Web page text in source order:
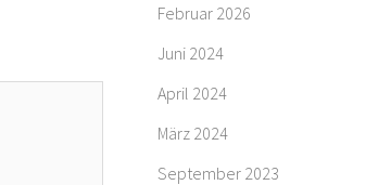
Februar 2026
Juni 2024
April 2024
März 2024
September 2023